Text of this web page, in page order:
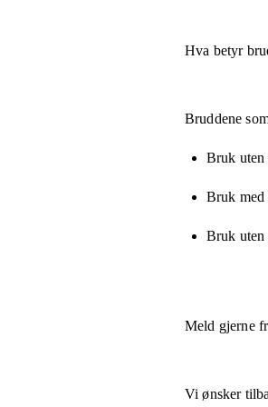
Hva betyr
Bruddene
Bruk uten
Bruk med
Bruk uten
Meld gjerne
Vi ønsker